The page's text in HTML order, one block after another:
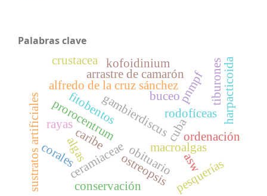
Palabras clave
caribe
ceramiaceae macroalgas
rodofíceas
fitobentos
obituario
alfredo de la cruz sánchez
cuba
sustratos artificiales gambierdiscus
ostreopsis
prorocentrum
algas
corales
pnmpf tiburones
rayas
arrastre de camarón
kofoidinium
pesquerías
ordenación
asw
buceo
conservación
harpacticoida
crustacea